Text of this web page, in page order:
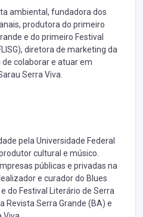
ambiental, fundadora dos
produtora do primeiro
e do primeiro Festival
diretora de marketing da
de colaborar e atuar em
Serra Viva.
pela Universidade Federal
cultural e músico.
públicas e privadas na
e curador do Blues
do Festival Literário de Serra
Revista Serra Grande (BA) e